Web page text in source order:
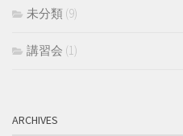
未分類 (9)
講習会 (1)
ARCHIVES